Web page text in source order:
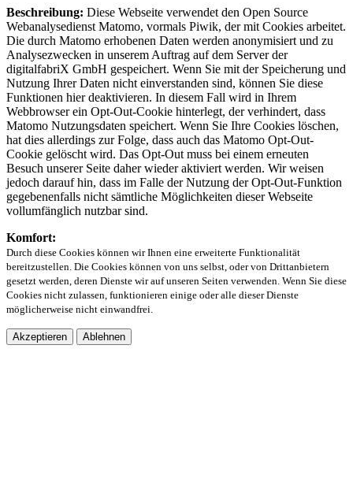
Beschreibung: Diese Webseite verwendet den Open Source
Webanalysedienst Matomo, vormals Piwik, der mit Cookies arbeitet.
Die durch Matomo erhobenen Daten werden anonymisiert und zu
Analysezwecken in unserem Auftrag auf dem Server der
digitalfabriX GmbH gespeichert. Wenn Sie mit der Speicherung und
Nutzung Ihrer Daten nicht einverstanden sind, können Sie diese
Funktionen hier deaktivieren. In diesem Fall wird in Ihrem
Webbrowser ein Opt-Out-Cookie hinterlegt, der verhindert, dass
Matomo Nutzungsdaten speichert. Wenn Sie Ihre Cookies löschen,
hat dies allerdings zur Folge, dass auch das Matomo Opt-Out-
Cookie gelöscht wird. Das Opt-Out muss bei einem erneuten
Besuch unserer Seite daher wieder aktiviert werden. Wir weisen
jedoch darauf hin, dass im Falle der Nutzung der Opt-Out-Funktion
gegebenenfalls nicht sämtliche Möglichkeiten dieser Webseite
vollumfänglich nutzbar sind.
Komfort:
Durch diese Cookies können wir Ihnen eine erweiterte Funktionalität
bereitzustellen. Die Cookies können von uns selbst, oder von Drittanbietern
gesetzt werden, deren Dienste wir auf unseren Seiten verwenden. Wenn Sie diese
Cookies nicht zulassen, funktionieren einige oder alle dieser Dienste
möglicherweise nicht einwandfrei.
Akzeptieren Ablehnen